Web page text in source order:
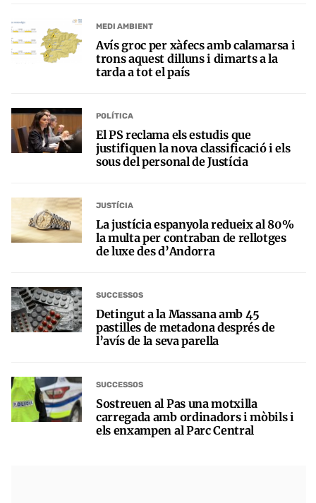
MEDI AMBIENT
Avís groc per xàfecs amb calamarsa i
trons aquest dilluns i dimarts a la
tarda a tot el país
POLÍTICA
El PS reclama els estudis que
justifiquen la nova classificació i els
sous del personal de Justícia
JUSTÍCIA
La justícia espanyola redueix al 80%
la multa per contraban de rellotges
de luxe des d’Andorra
SUCCESSOS
Detingut a la Massana amb 45
pastilles de metadona després de
l’avís de la seva parella
SUCCESSOS
Sostreuen al Pas una motxilla
carregada amb ordinadors i mòbils i
els enxampen al Parc Central